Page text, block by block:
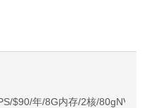
$90/年/8G内存/2核/